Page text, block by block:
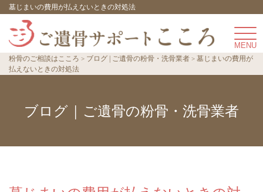
墓じまいの費用が払えないときの対処法
粉骨のご相談はこころ ブログ | ご遺骨の粉骨・洗骨業者
墓じまいの費用が
払えないときの対処法
ブログ | ご遺骨の粉骨・洗骨業者